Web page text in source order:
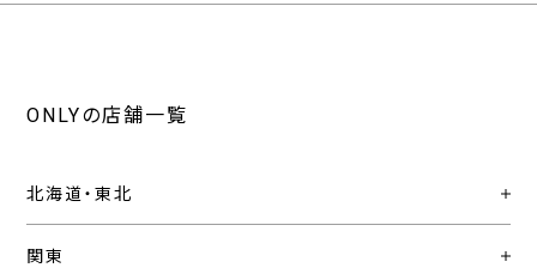
ONLYの店舗一覧
北海道・東北
関東